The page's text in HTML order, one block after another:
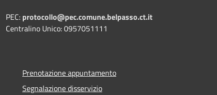
PEC: protocollo@pec.comune.belpasso.ct.it
Centralino Unico: 0957051111
Prenotazione appuntamento
Segnalazione disservizio